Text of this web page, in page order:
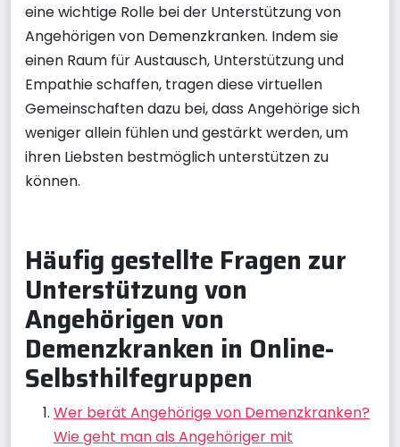
eine wichtige Rolle bei der Unterstützung von
Angehörigen von Demenzkranken. Indem sie
einen Raum für Austausch, Unterstützung und
Empathie schaffen, tragen diese virtuellen
Gemeinschaften dazu bei, dass Angehörige sich
weniger allein fühlen und gestärkt werden, um
ihren Liebsten bestmöglich unterstützen zu
können.
Häufig gestellte Fragen zur
Unterstützung von
Angehörigen von
Demenzkranken in Online-
Selbsthilfegruppen
Wer berät Angehörige von Demenzkranken?
Wie geht man als Angehöriger mit